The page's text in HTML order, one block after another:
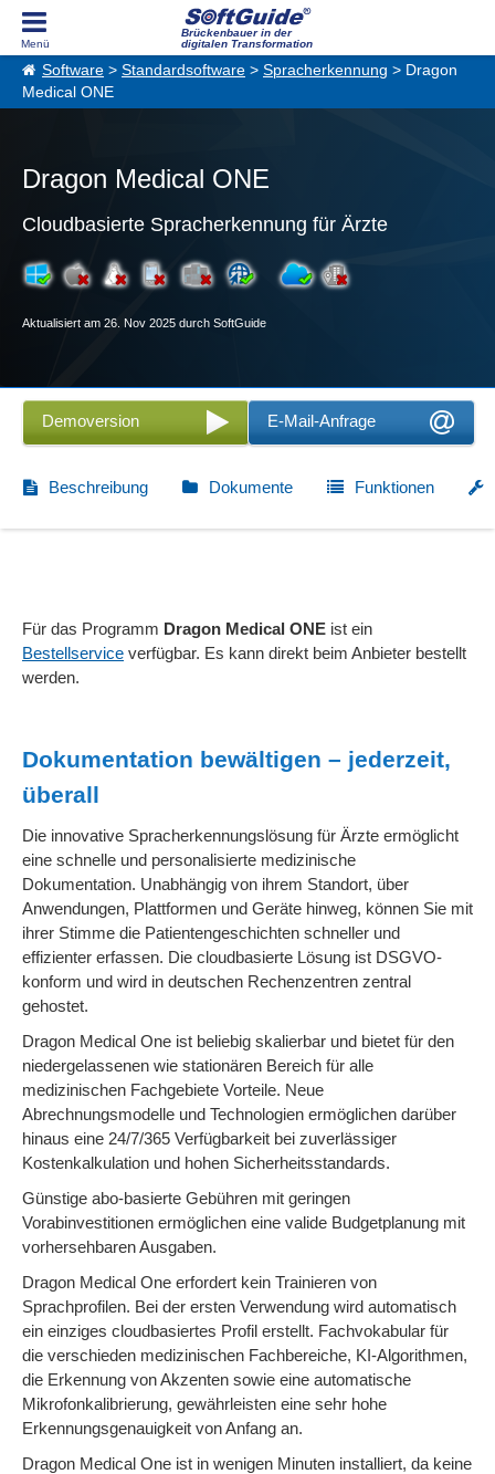
Brückenbauer in der
digitalen Transformation
Software > Standardsoftware > Spracherkennung > Dragon
Medical ONE
Dragon Medical ONE
Cloudbasierte Spracherkennung für Ärzte
Aktualisiert am 26. Nov 2025 durch SoftGuide
Demoversion E-Mail-Anfrage
Beschreibung Dokumente Funktionen
Für das Programm Dragon Medical ONE ist ein
Bestellservice verfügbar. Es kann direkt beim Anbieter bestellt
werden.
Dokumentation bewältigen – jederzeit,
überall
Die innovative Spracherkennungslösung für Ärzte ermöglicht
eine schnelle und personalisierte medizinische
Dokumentation. Unabhängig von ihrem Standort, über
Anwendungen, Plattformen und Geräte hinweg, können Sie mit
ihrer Stimme die Patientengeschichten schneller und
effizienter erfassen. Die cloudbasierte Lösung ist DSGVO-
konform und wird in deutschen Rechenzentren zentral
gehostet.
Dragon Medical One ist beliebig skalierbar und bietet für den
niedergelassenen wie stationären Bereich für alle
medizinischen Fachgebiete Vorteile. Neue
Abrechnungsmodelle und Technologien ermöglichen darüber
hinaus eine 24/7/365 Verfügbarkeit bei zuverlässiger
Kostenkalkulation und hohen Sicherheitsstandards.
Günstige abo-basierte Gebühren mit geringen
Vorabinvestitionen ermöglichen eine valide Budgetplanung mit
vorhersehbaren Ausgaben.
Dragon Medical One erfordert kein Trainieren von
Sprachprofilen. Bei der ersten Verwendung wird automatisch
ein einziges cloudbasiertes Profil erstellt. Fachvokabular für
die verschieden medizinischen Fachbereiche, KI-Algorithmen,
die Erkennung von Akzenten sowie eine automatische
Mikrofonkalibrierung, gewährleisten eine sehr hohe
Erkennungsgenauigkeit von Anfang an.
Dragon Medical One ist in wenigen Minuten installiert, da keine